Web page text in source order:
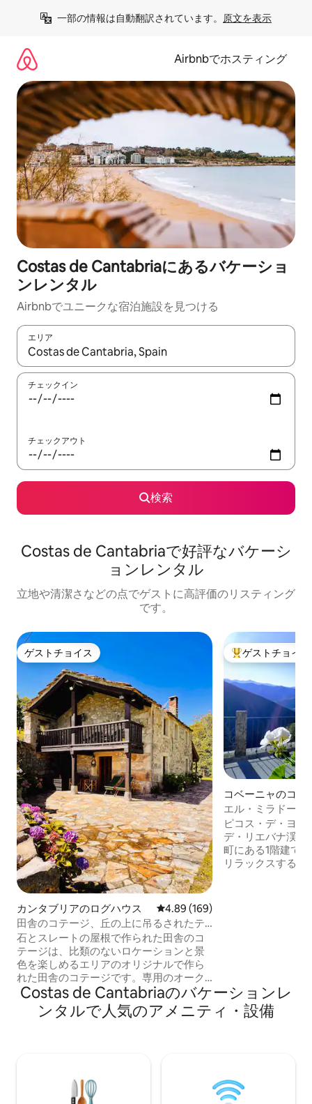
一部の情報は自動翻訳されています。 原文を表示
Airbnbでホスティング
Costas de Cantabriaにあるバケーショ
ンレンタル
Airbnbでユニークな宿泊施設を見つける
エリア
検索結果が表示されたら、上下の矢印キーを使って移動するか
チェックイン
チェックアウト
検索
Costas de Cantabriaで好評なバケーシ
ョンレンタル
立地や清潔さなどの点でゲストに高評価のリスティング
です。
ゲストチョイス
ゲストチョイス
カンタブリアのログハウス レビュー169件、5つ星中4.89つ
4.89 (169)
田舎のコテージ、丘の上に吊るされたテ
ラス
石とスレートの屋根で作られた田舎のコ
テージは、比類のないロケーションと景
色を楽しめるエリアのオリジナルで作ら
れた田舎のコテージです。専用のオーク
と栗の森があり、独自のピクニックテー
ブルを備えたプライベートオークと栗の
森があり、比類のない環境で歩くことが
テラスがあり、渓谷や山々の素晴らしい
景色を眺めることができます。
大好評のゲスト
ゲストチョイス
コベーニャのコテ
エル・ミラドール
ス・デ・エイレス
ピコス・デ・ヨー
デ・リエバナ渓谷
町にある1階建て
リラックスする
Costas de Cantabriaのバケーションレ
ンタルで人気のアメニティ・設備